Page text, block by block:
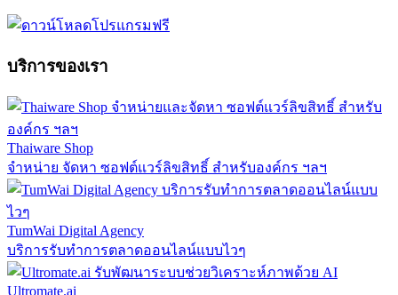
บริการของเรา
Thaiware Shop
จำหน่าย จัดหา ซอฟต์แวร์ลิขสิทธิ์ สำหรับองค์กร ฯลฯ
TumWai Digital Agency
บริการรับทำการตลาดออนไลน์แบบไวๆ
Ultromate.ai